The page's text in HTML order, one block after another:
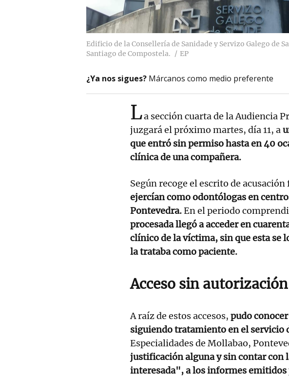
Edificio de la Consellería de Sanidade y Servizo Galego de
Santiago de Compostela.
EP
¿Ya nos sigues? Márcanos como medio preferente
La sección cuarta de la Audiencia
juzgará el próximo martes, día 11, a
que entró sin permiso hasta en 40
clínica de una compañera.
Según recoge el escrito de acusación
ejercían como odontólogas en
Pontevedra.En el periodo
procesada llegó a acceder en
clínico de la víctima, sin que esta se
la trataba como paciente.
Acceso sin autorización
A raíz de estos accesos, pudo
siguiendo tratamiento en el servicio
Especialidades de Mollabao,
justificación alguna y sin contar con
interesada", a los informes emitidos